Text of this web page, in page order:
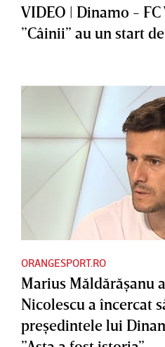
VIDEO | Dinamo -
”Câinii” au un start
ORANGESPORT.RO
Marius Măldărăşanu
Nicolescu a încercat
preşedintele lui